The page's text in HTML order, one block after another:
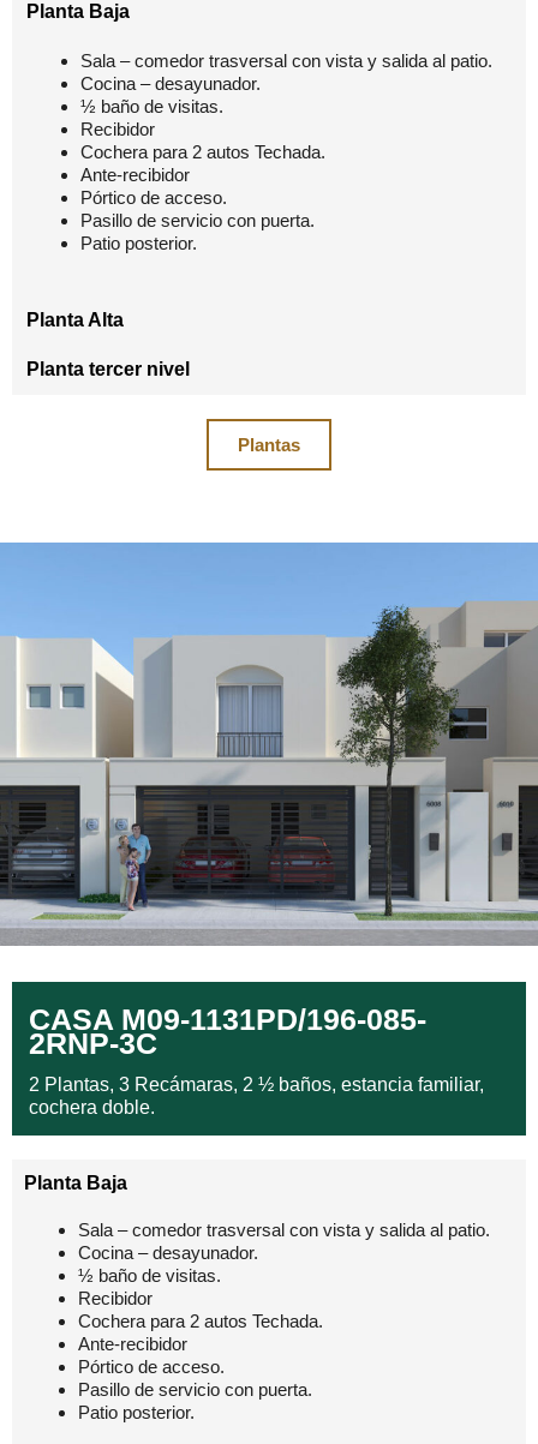
Planta Baja
Sala – comedor trasversal con vista y salida al patio.
Cocina – desayunador.
½ baño de visitas.
Recibidor
Cochera para 2 autos Techada.
Ante-recibidor
Pórtico de acceso.
Pasillo de servicio con puerta.
Patio posterior.
Planta Alta
Planta tercer nivel
Plantas
CASA M09-1131PD/196-085-
2RNP-3C
2 Plantas, 3 Recámaras, 2 ½ baños, estancia familiar,
cochera doble.
Planta Baja
Sala – comedor trasversal con vista y salida al patio.
Cocina – desayunador.
½ baño de visitas.
Recibidor
Cochera para 2 autos Techada.
Ante-recibidor
Pórtico de acceso.
Pasillo de servicio con puerta.
Patio posterior.